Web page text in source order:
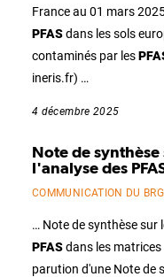
France au 01 mars
PFASdans les sols
contaminés par les
ineris.fr) …
4 décembre 2025
Note de
l'analyse des
COMMUNICATION DU
… Note de synthèse sur
PFASdans les matrices
parution d'une Note de